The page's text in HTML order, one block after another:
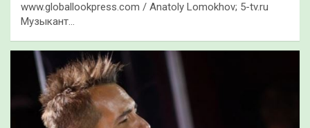
www.globallookpress.com / Anatoly Lomokhov; 5-tv.ru
Музыкант…